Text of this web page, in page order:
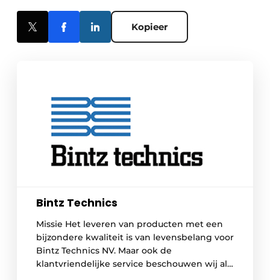
Kopieer
Bintz Technics
Missie Het leveren van producten met een
bijzondere kwaliteit is van levensbelang voor
Bintz Technics NV. Maar ook de
klantvriendelijke service beschouwen wij als